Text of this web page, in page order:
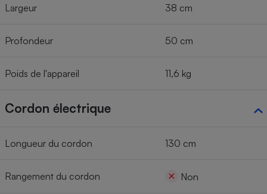
Largeur 38 cm
Profondeur 50 cm
Poids de l'appareil 11,6 kg
Cordon électrique
Longueur du cordon 130 cm
Rangement du cordon Non